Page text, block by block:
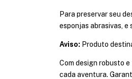
Para preservar seu
esponjas abrasivas,
Aviso: Produto
Com design robusto
cada aventura.